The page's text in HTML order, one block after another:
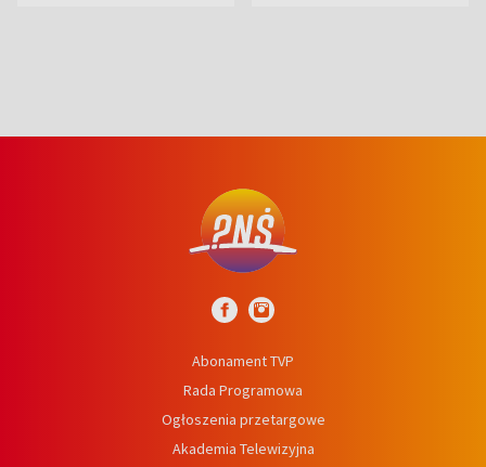
Abonament TVP
Rada Programowa
Ogłoszenia przetargowe
Akademia Telewizyjna